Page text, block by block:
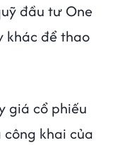
đầu tư One
khác để thao
giá cổ phiếu
công khai của